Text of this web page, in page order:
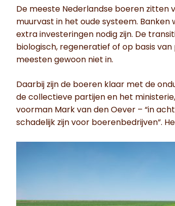
De meeste Nederlandse boeren zitten
muurvast in het oude systeem.
extra investeringen nodig zijn. De
biologisch, regeneratief of op basis
meesten gewoon niet in.
Daarbij zijn de boeren klaar met de
de collectieve partijen en het
voorman Mark van den Oever – “in
schadelijk zijn voor boerenbedrijven”.